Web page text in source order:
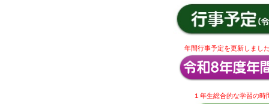
年間行事予定を更新しまし
１年生総合的な学習の時